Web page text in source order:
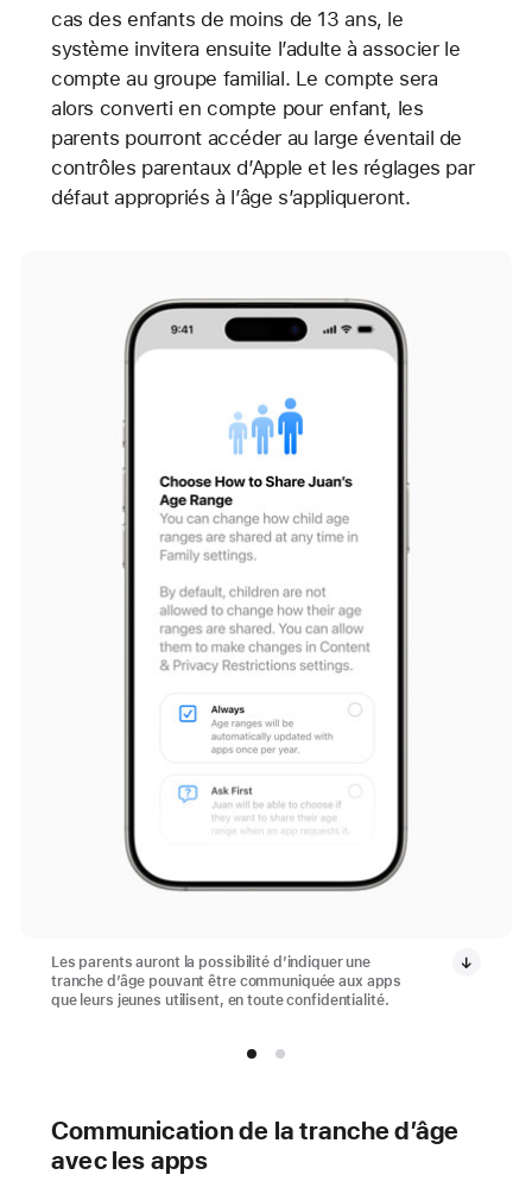
cas des enfants de moins de 13 ans, le
système invitera ensuite l’adulte à associer le
compte au groupe familial. Le compte sera
alors converti en compte pour enfant, les
parents pourront accéder au large éventail de
contrôles parentaux d’Apple et les réglages par
défaut appropriés à l’âge s’appliqueront.
Les parents auront la possibilité d’indiquer une
tranche d’âge pouvant être communiquée aux apps
que leurs jeunes utilisent, en toute confidentialité.
Communication de la tranche d’âge
avec les apps